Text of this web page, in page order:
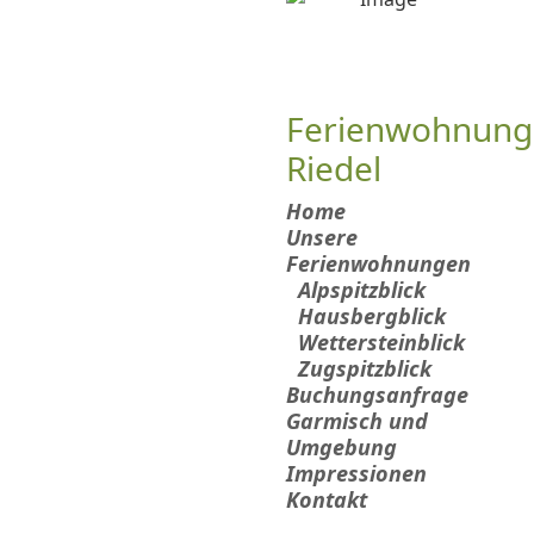
Riedel
Home
Unsere
Ferienwohnungen
Alpspitzblick
Hausbergblick
Wettersteinblick
Zugspitzblick
Buchungsanfrage
Garmisch und
Umgebung
Impressionen
Kontakt